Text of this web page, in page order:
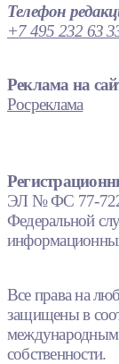
Телефон
+7 495 232 63
Реклама на
Росреклама
ЭЛ № ФС 77-
Федеральной
Все права на
защищены в
международным
собственности.